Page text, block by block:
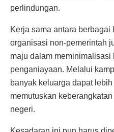
perlindungan.
Kerja sama antara
organisasi non-pemerintah
maju dalam meminimalisasi
penganiayaan. Melalui
banyak keluarga dapat
memutuskan
negeri.